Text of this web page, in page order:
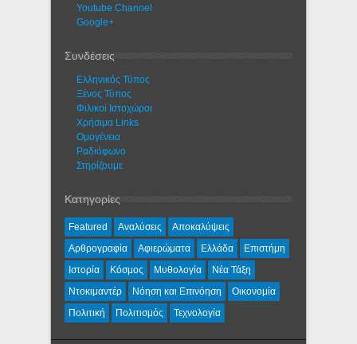
Youtube Channel
Google+
Συνδέσεις
Ελληνικός Τύπος
Ξένος Τύπος
Φιλικοί Ιστοχώροι
Χρήσιμα Links
Ομογένεια
Ραδιόφωνο
Στηρίζουμε
Κατηγορίες
Featured Αναλύσεις
Αποκαλύψεις
Αρθρογραφία
Αφιερώματα Ελλάδα
Επιστήμη
Ιστορία
Κόσμος Μυθολογία
Νέα Τάξη
Ντοκιμαντέρ
Νόηση και Επινόηση
Οικονομία
Πολιτική
Πολιτισμός Τεχνολογία